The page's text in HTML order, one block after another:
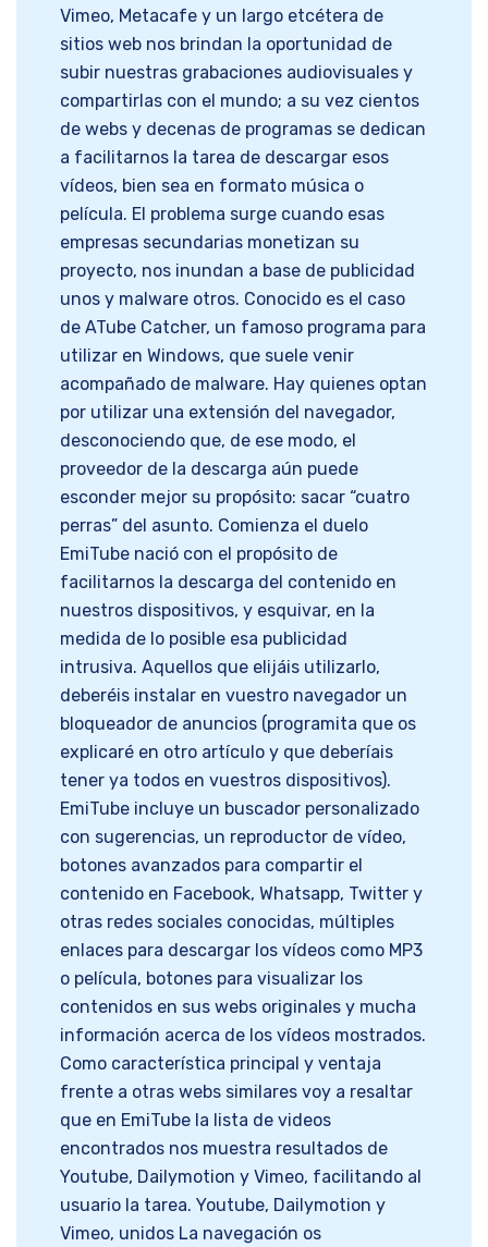
Vimeo, Metacafe y un largo etcétera de
sitios web nos brindan la oportunidad de
subir nuestras grabaciones audiovisuales y
compartirlas con el mundo; a su vez cientos
de webs y decenas de programas se dedican
a facilitarnos la tarea de descargar esos
vídeos, bien sea en formato música o
película. El problema surge cuando esas
empresas secundarias monetizan su
proyecto, nos inundan a base de publicidad
unos y malware otros. Conocido es el caso
de ATube Catcher, un famoso programa para
utilizar en Windows, que suele venir
acompañado de malware. Hay quienes optan
por utilizar una extensión del navegador,
desconociendo que, de ese modo, el
proveedor de la descarga aún puede
esconder mejor su propósito: sacar “cuatro
perras” del asunto. Comienza el duelo
EmiTube nació con el propósito de
facilitarnos la descarga del contenido en
nuestros dispositivos, y esquivar, en la
medida de lo posible esa publicidad
intrusiva. Aquellos que elijáis utilizarlo,
deberéis instalar en vuestro navegador un
bloqueador de anuncios (programita que os
explicaré en otro artículo y que deberíais
tener ya todos en vuestros dispositivos).
EmiTube incluye un buscador personalizado
con sugerencias, un reproductor de vídeo,
botones avanzados para compartir el
contenido en Facebook, Whatsapp, Twitter y
otras redes sociales conocidas, múltiples
enlaces para descargar los vídeos como MP3
o película, botones para visualizar los
contenidos en sus webs originales y mucha
información acerca de los vídeos mostrados.
Como característica principal y ventaja
frente a otras webs similares voy a resaltar
que en EmiTube la lista de videos
encontrados nos muestra resultados de
Youtube, Dailymotion y Vimeo, facilitando al
usuario la tarea. Youtube, Dailymotion y
Vimeo, unidos La navegación os